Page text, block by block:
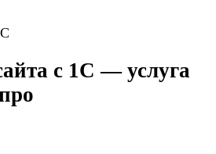
с 1С — услуга